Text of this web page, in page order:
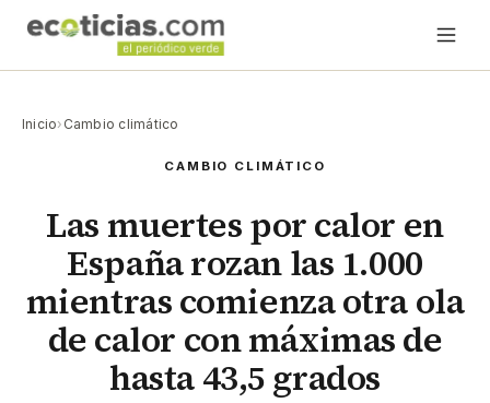
Inicio› Cambio climático
CAMBIO CLIMÁTICO
Las muertes por calor en
España rozan las 1.000
mientras comienza otra ola
de calor con máximas de
hasta 43,5 grados